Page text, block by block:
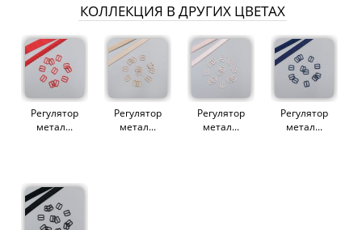
КОЛЛЕКЦИЯ В ДРУГИХ ЦВЕТАХ
Регулятор
метал...
Регулятор
метал...
Регулятор
метал...
Регулятор
метал...